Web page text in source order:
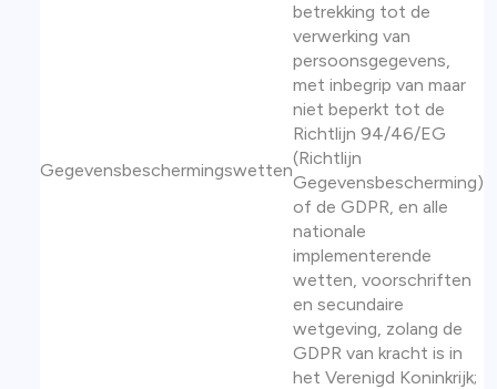
Gegevensbeschermingswetten
betrekking tot de
verwerking van
persoonsgegevens,
met inbegrip van maar
niet beperkt tot de
Richtlijn 94/46/EG
(Richtlijn
Gegevensbescherming)
of de GDPR, en alle
nationale
implementerende
wetten, voorschriften
en secundaire
wetgeving, zolang de
GDPR van kracht is in
het Verenigd Koninkrijk;